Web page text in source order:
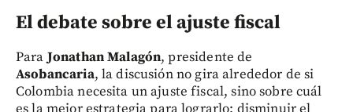
El debate sobre el ajuste fiscal
ParaJonathan Malagón, presidente de
Asobancaria, la discusión no gira alrededor de si
Colombia necesita un ajuste fiscal, sino sobre cuál